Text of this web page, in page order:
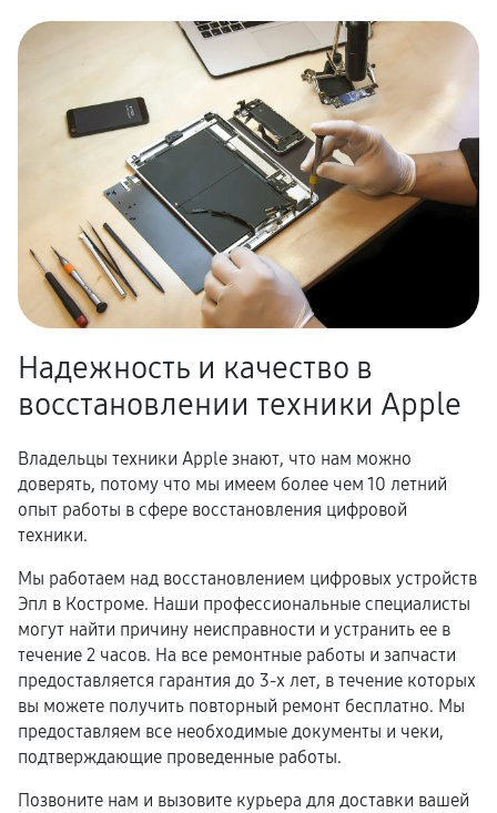
Надежность и качество в
восстановлении техники Apple
Владельцы техники Apple знают, что нам можно
доверять, потому что мы имеем более чем 10 летний
опыт работы в сфере восстановления цифровой
техники.
Мы работаем над восстановлением цифровых устройств
Эпл в Костроме. Наши профессиональные специалисты
могут найти причину неисправности и устранить ее в
течение 2 часов. На все ремонтные работы и запчасти
предоставляется гарантия до 3-х лет, в течение которых
вы можете получить повторный ремонт бесплатно. Мы
предоставляем все необходимые документы и чеки,
подтверждающие проведенные работы.
Позвоните нам и вызовите курьера для доставки вашей